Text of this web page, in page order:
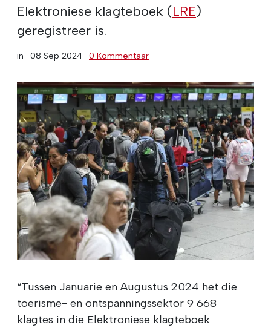
Elektroniese klagteboek (LRE)
geregistreer is.
in · 08 Sep 2024 · 0 Kommentaar
“Tussen Januarie en Augustus 2024 het die
toerisme- en ontspanningssektor 9 668
klagtes in die Elektroniese klagteboek